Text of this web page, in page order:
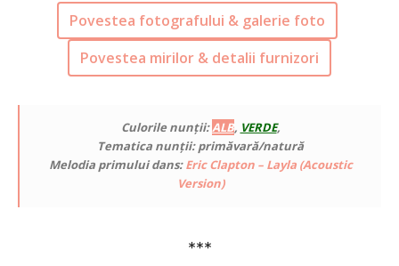
Povestea fotografului & galerie foto
Povestea mirilor & detalii furnizori
Culorile nunții:ALB, VERDE,
Tematica nunții: primăvară/natură
Melodia primului dans:Eric Clapton – Layla (Acoustic
Version)
***